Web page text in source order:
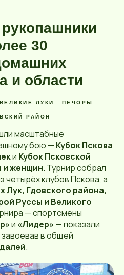
30
и области
ВЕЛИКИЕ ЛУКИ ПЕЧОРЫ
РАЙОН
масштабные
бою — Кубок Пскова
и Кубок Псковской
и женщин. Турнир собрал
четырёх клубов Пскова, а
Лук, Гдовского района,
Руссы и Великого
— спортсмены
и «Лидер» — показали
в общей
.